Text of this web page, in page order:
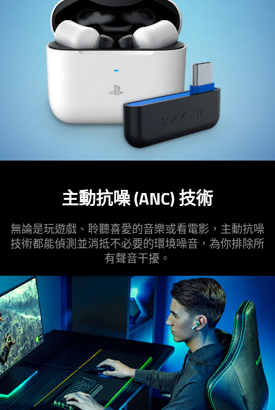
主動抗噪 (ANC) 技術
無論是玩遊戲、聆聽喜愛的音樂或看電影，主動抗噪
技術都能偵測並消抵不必要的環境噪音，為你排除所
有聲音干擾。